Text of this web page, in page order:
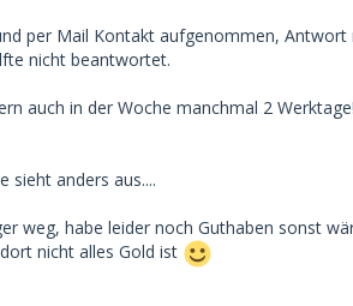
per Mail Kontakt aufgenommen, Antwort
nicht beantwortet.
auch in der Woche manchmal 2
sieht anders aus....
weg, habe leider noch Guthaben sonst
nicht alles Gold ist